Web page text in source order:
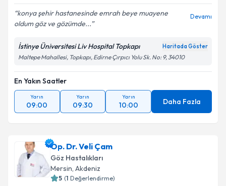
konya şehir hastanesinde emrah beye muayene
oldum göz ve gözümde...
Devamı
İstinye Üniversitesi Liv Hospital Topkapı Haritada Göster
Maltepe Mahallesi, Topkapı, Edirne Çırpıcı Yolu Sk. No: 9, 34010
En Yakın Saatler
Yarın
09:00
Yarın
09:30
Yarın
10:00 Daha Fazla
Op. Dr. Veli Çam
Göz Hastalıkları
Mersin, Akdeniz
5 (1 Değerlendirme)